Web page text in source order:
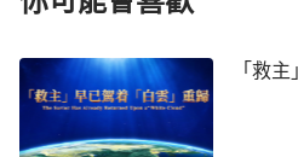
切盼望，糾正了我們對主耶
們知道神不僅是慈愛憐憫的
計的恩典，也讓我們看到神
「救